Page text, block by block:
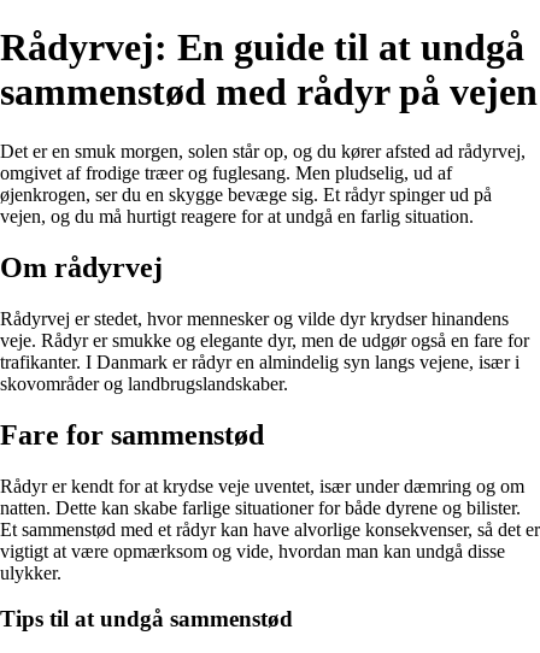
Rådyrvej: En guide til at undgå
sammenstød med rådyr på vejen
Det er en smuk morgen, solen står op, og du kører afsted ad rådyrvej,
omgivet af frodige træer og fuglesang. Men pludselig, ud af
øjenkrogen, ser du en skygge bevæge sig. Et rådyr spinger ud på
vejen, og du må hurtigt reagere for at undgå en farlig situation.
Om rådyrvej
Rådyrvej er stedet, hvor mennesker og vilde dyr krydser hinandens
veje. Rådyr er smukke og elegante dyr, men de udgør også en fare for
trafikanter. I Danmark er rådyr en almindelig syn langs vejene, især i
skovområder og landbrugslandskaber.
Fare for sammenstød
Rådyr er kendt for at krydse veje uventet, især under dæmring og om
natten. Dette kan skabe farlige situationer for både dyrene og bilister.
Et sammenstød med et rådyr kan have alvorlige konsekvenser, så det er
vigtigt at være opmærksom og vide, hvordan man kan undgå disse
ulykker.
Tips til at undgå sammenstød